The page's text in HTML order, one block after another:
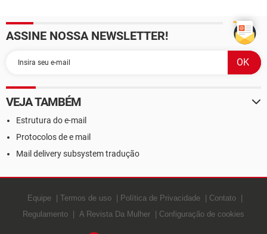
ASSINE NOSSA NEWSLETTER!
VEJA TAMBÉM
Estrutura do e-mail
Protocolos de e mail
Mail delivery subsystem tradução
Equipe Termos de uso Política de Privacidade
Contato
Regulamento
A Revista Da Mulher Configuração de cookies